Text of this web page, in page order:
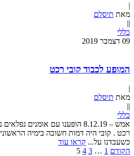
|
מאת תיסלם
|
|
כללי
09 דצמבר 2019
המופע לכבוד קובי רכט
|
מאת תיסלם
|
|
כללי
אמש – 8.12.19 הופענו עם אומנים
רכט . קובי היה דמות חשובה בימיה
כשעבדנו על... קראו עוד
הקודם 1
…
3
4
5